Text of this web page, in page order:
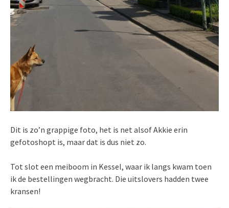
Dit is zo’n grappige foto, het is net alsof Akkie erin
gefotoshopt is, maar dat is dus niet zo.
Tot slot een meiboom in Kessel, waar ik langs kwam toen
ik de bestellingen wegbracht. Die uitslovers hadden twee
kransen!